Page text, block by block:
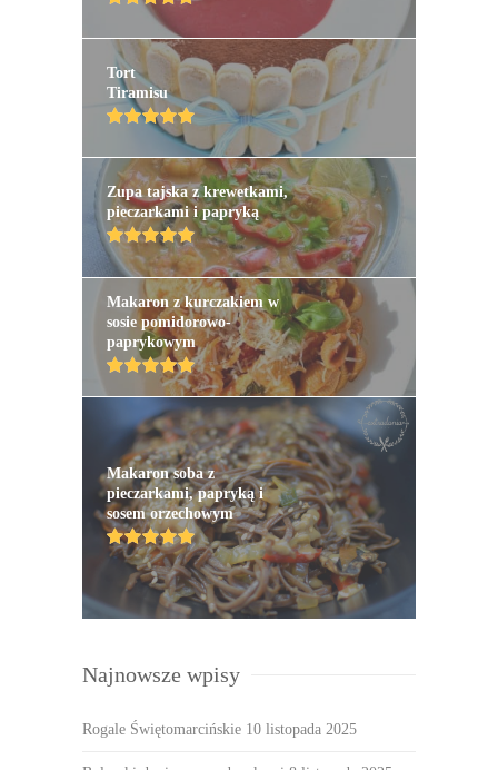
Tort
Tiramisu
Zupa tajska z krewetkami,
pieczarkami i papryką
Makaron z kurczakiem w
sosie pomidorowo-
paprykowym
Makaron soba z
pieczarkami, papryką i
sosem orzechowym
Najnowsze wpisy
Rogale Świętomarcińskie 10 listopada 2025